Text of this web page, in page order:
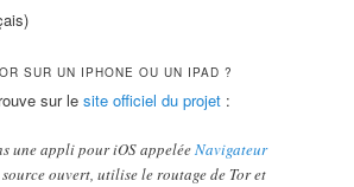
SUR UN IPHONE OU UN IPAD ?
sur lesite officiel du projet :
une appli pour iOS appeléeNavigateur
ouvert, utilise le routage de Tor et